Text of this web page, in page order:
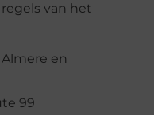
van het
Almere en
99